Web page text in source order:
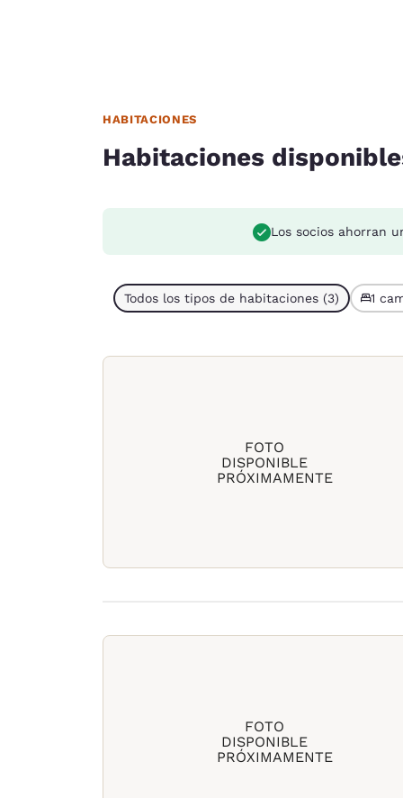
HABITACIONES
Habitaciones
Los socios ahorran
Todos los tipos de habitaciones (3) 1
FOTO
DISPONIBLE
PRÓXIMAMENTE
FOTO
DISPONIBLE
PRÓXIMAMENTE